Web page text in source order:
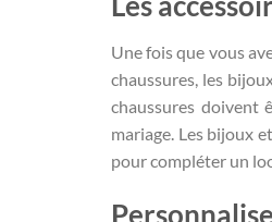
Une fois que vous
chaussures, les
chaussures doivent
mariage. Les bijoux
pour compléter un